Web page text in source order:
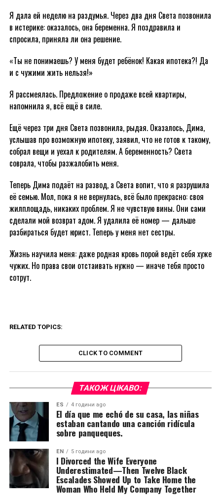
Я дала ей неделю на раздумья. Через два дня Света позвонила
в истерике: оказалось, она беременна. Я поздравила и
спросила, приняла ли она решение.
«Ты не понимаешь? У меня будет ребёнок! Какая ипотека?! Да
и с чужими жить нельзя!»
Я рассмеялась. Предложение о продаже всей квартиры,
напомнила я, всё ещё в силе.
Ещё через три дня Света позвонила, рыдая. Оказалось, Дима,
услышав про возможную ипотеку, заявил, что не готов к такому,
собрал вещи и уехал к родителям. А беременность? Света
соврала, чтобы разжалобить меня.
Теперь Дима подаёт на развод, а Света вопит, что я разрушила
её семью. Мол, пока я не вернулась, всё было прекрасно: своя
жилплощадь, никаких проблем. Я не чувствую вины. Они сами
сделали мой возврат адом. Я удалила её номер — дальше
разбираться будет юрист. Теперь у меня нет сестры.
Жизнь научила меня: даже родная кровь порой ведёт себя хуже
чужих. Но права свои отстаивать нужно — иначе тебя просто
сотрут.
RELATED TOPICS:
CLICK TO COMMENT
ТАКОЖ ЦІКАВО:
ES 4 години ago
El día que me echó de su casa, las niñas
estaban cantando una canción ridícula
sobre panqueques.
EN 5 години ago
I Divorced the Wife Everyone
Underestimated—Then Twelve Black
Escalades Showed Up to Take Home the
Woman Who Held My Company Together